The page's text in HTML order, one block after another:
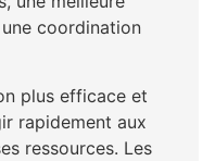
coordination
plus efficace et
rapidement aux
ressources. Les